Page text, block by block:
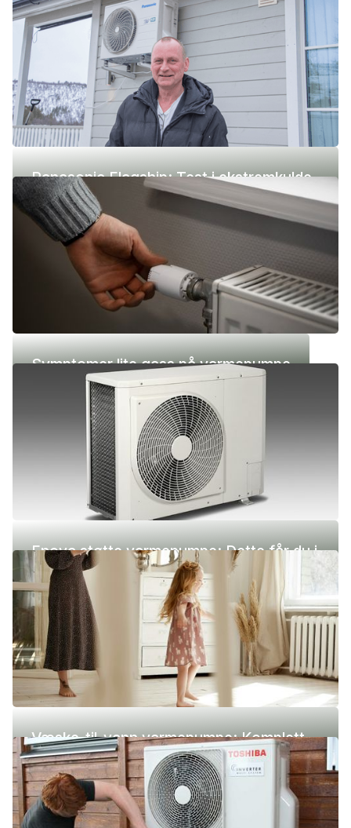
Panasonic Flagship: Test i ekstremkulde
(-42 °C)
Symptomer lite gass på varmepumpe
Enova støtte varmepumpe: Dette får du i
2026
Væske-til-vann varmepumpe: Komplett
guide (pris, fordeler og ulemper)